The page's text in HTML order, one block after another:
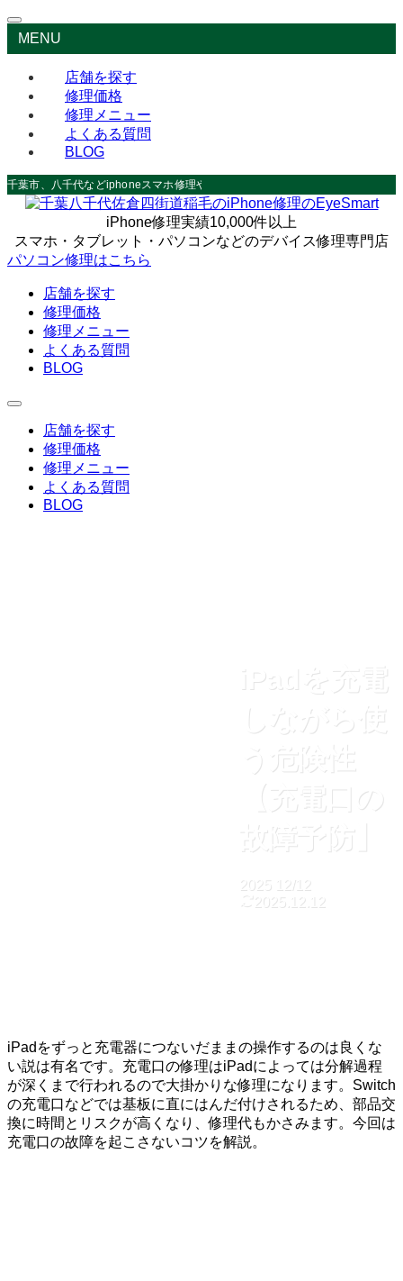
MENU
店舗を探す
修理価格
修理メニュー
よくある質問
BLOG
千葉市、八千代などiphoneスマホ修理やデータ救出なら
iPhone修理実績10,000件以上
スマホ・タブレット・パソコンなどのデバイス修理専門店
パソコン修理はこちら
店舗を探す
修理価格
修理メニュー
よくある質問
BLOG
店舗を探す
修理価格
修理メニュー
よくある質問
BLOG
iPadを充電
しながら使
う危険性
【充電口の
故障予防】
2025
12/12
2025.12.12
iPadをずっと充電器につないだままの操作するのは良くな
い説は有名です。充電口の修理はiPadによっては分解過程
が深くまで行われるので大掛かりな修理になります。Switch
の充電口などでは基板に直にはんだ付けされるため、部品交
換に時間とリスクが高くなり、修理代もかさみます。今回は
充電口の故障を起こさないコツを解説。